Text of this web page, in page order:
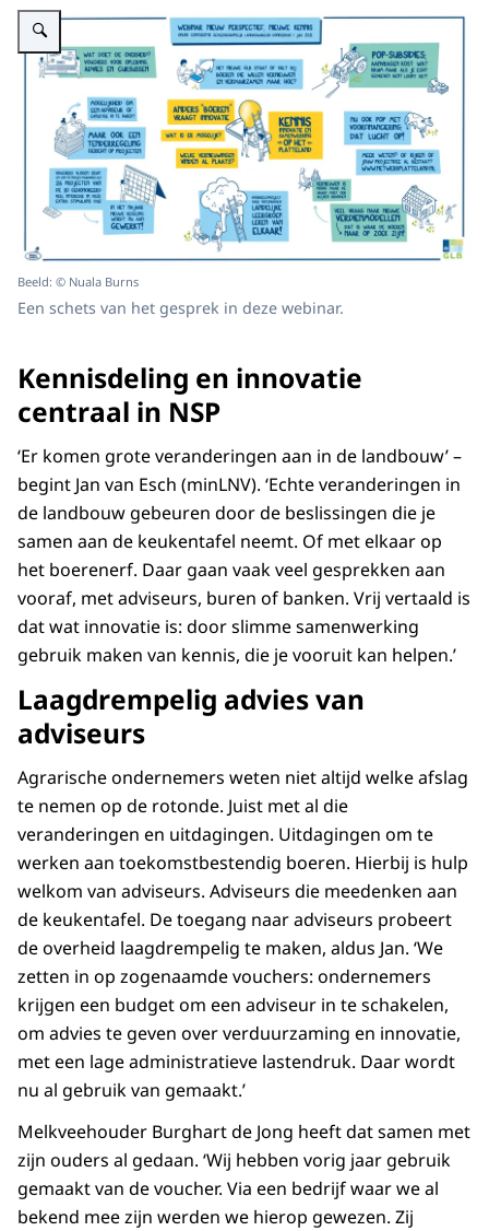
Vergroot afbeelding Een schets van de sessie Nieuw perspectief,
Beeld: © Nuala Burns
Een schets van het gesprek in deze webinar.
Kennisdeling en innovatie
centraal in NSP
‘Er komen grote veranderingen aan in de landbouw’ –
begint Jan van Esch (minLNV). ‘Echte veranderingen in
de landbouw gebeuren door de beslissingen die je
samen aan de keukentafel neemt. Of met elkaar op
het boerenerf. Daar gaan vaak veel gesprekken aan
vooraf, met adviseurs, buren of banken. Vrij vertaald is
dat wat innovatie is: door slimme samenwerking
gebruik maken van kennis, die je vooruit kan helpen.’
Laagdrempelig advies van
adviseurs
Agrarische ondernemers weten niet altijd welke afslag
te nemen op de rotonde. Juist met al die
veranderingen en uitdagingen. Uitdagingen om te
werken aan toekomstbestendig boeren. Hierbij is hulp
welkom van adviseurs. Adviseurs die meedenken aan
de keukentafel. De toegang naar adviseurs probeert
de overheid laagdrempelig te maken, aldus Jan. ‘We
zetten in op zogenaamde vouchers: ondernemers
krijgen een budget om een adviseur in te schakelen,
om advies te geven over verduurzaming en innovatie,
met een lage administratieve lastendruk. Daar wordt
nu al gebruik van gemaakt.’
Melkveehouder Burghart de Jong heeft dat samen met
zijn ouders al gedaan. ‘Wij hebben vorig jaar gebruik
gemaakt van de voucher. Via een bedrijf waar we al
bekend mee zijn werden we hierop gewezen. Zij